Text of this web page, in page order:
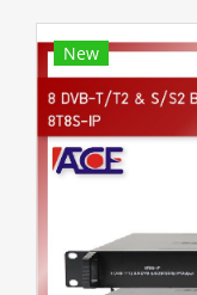
New